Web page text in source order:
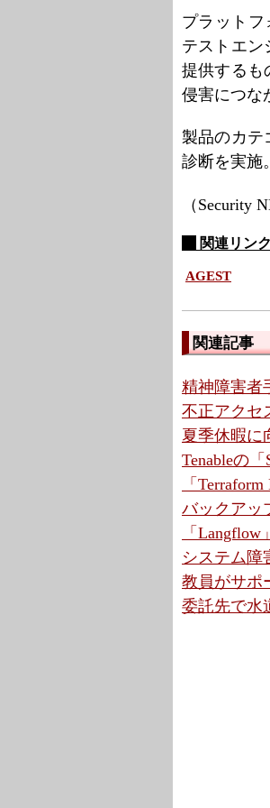
プラットフ
テストエン
提供するも
侵害につな
製品のカテ
診断を実施
（Security
関連リンク
AGEST
関連記事
精神障害者
不正アクセ
夏季休暇に
Tenableの
「
バックアッ
「
システム障
教員がサポ
委託先で水